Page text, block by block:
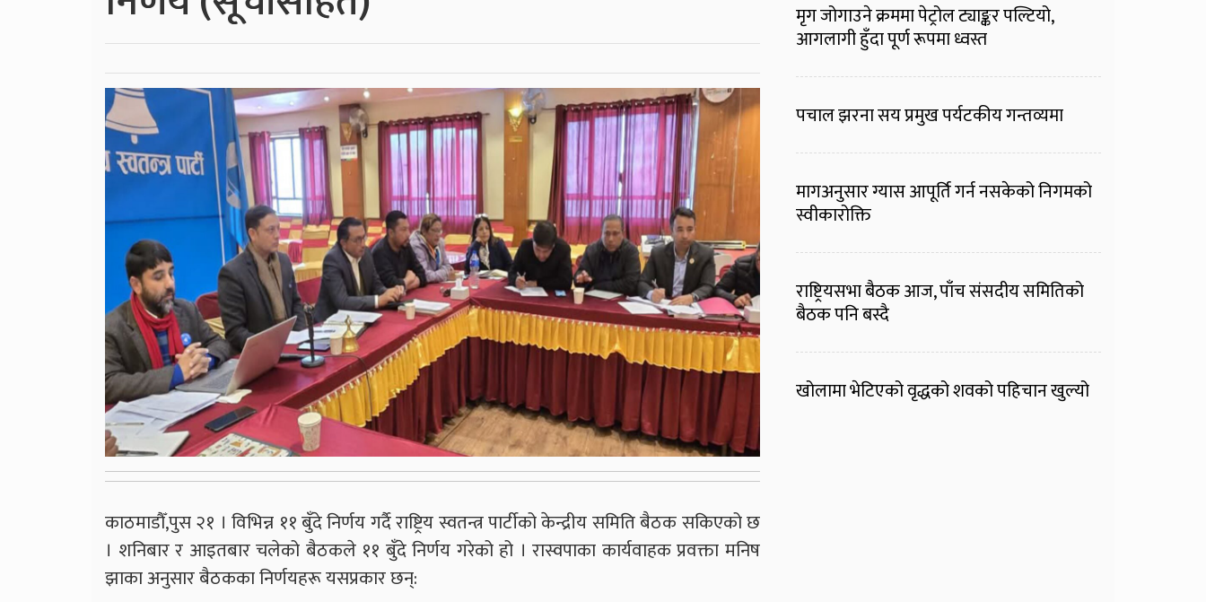
काठमाडाैँ,पुस २१ । विभिन्न ११ बुँदे निर्णय गर्दै राष्ट्रिय स्वतन्त्र पार्टीको केन्द्रीय समिति बैठक सकिएको छ
। शनिबार र आइतबार चलेको बैठकले ११ बुँदे निर्णय गरेको हो । रास्वपाका कार्यवाहक प्रवक्ता मनिष
झाका अनुसार बैठकका निर्णयहरू यसप्रकार छन्:
मृग जोगाउने क्रममा पेट्रोल ट्याङ्कर पल्टियो,
आगलागी हुँदा पूर्ण रूपमा ध्वस्त
पचाल झरना सय प्रमुख पर्यटकीय गन्तव्यमा
मागअनुसार ग्यास आपूर्ति गर्न नसकेको निगमको
स्वीकारोक्ति
राष्ट्रियसभा बैठक आज, पाँच संसदीय समितिको
बैठक पनि बस्दै
खोलामा भेटिएको वृद्धको शवको पहिचान खुल्यो